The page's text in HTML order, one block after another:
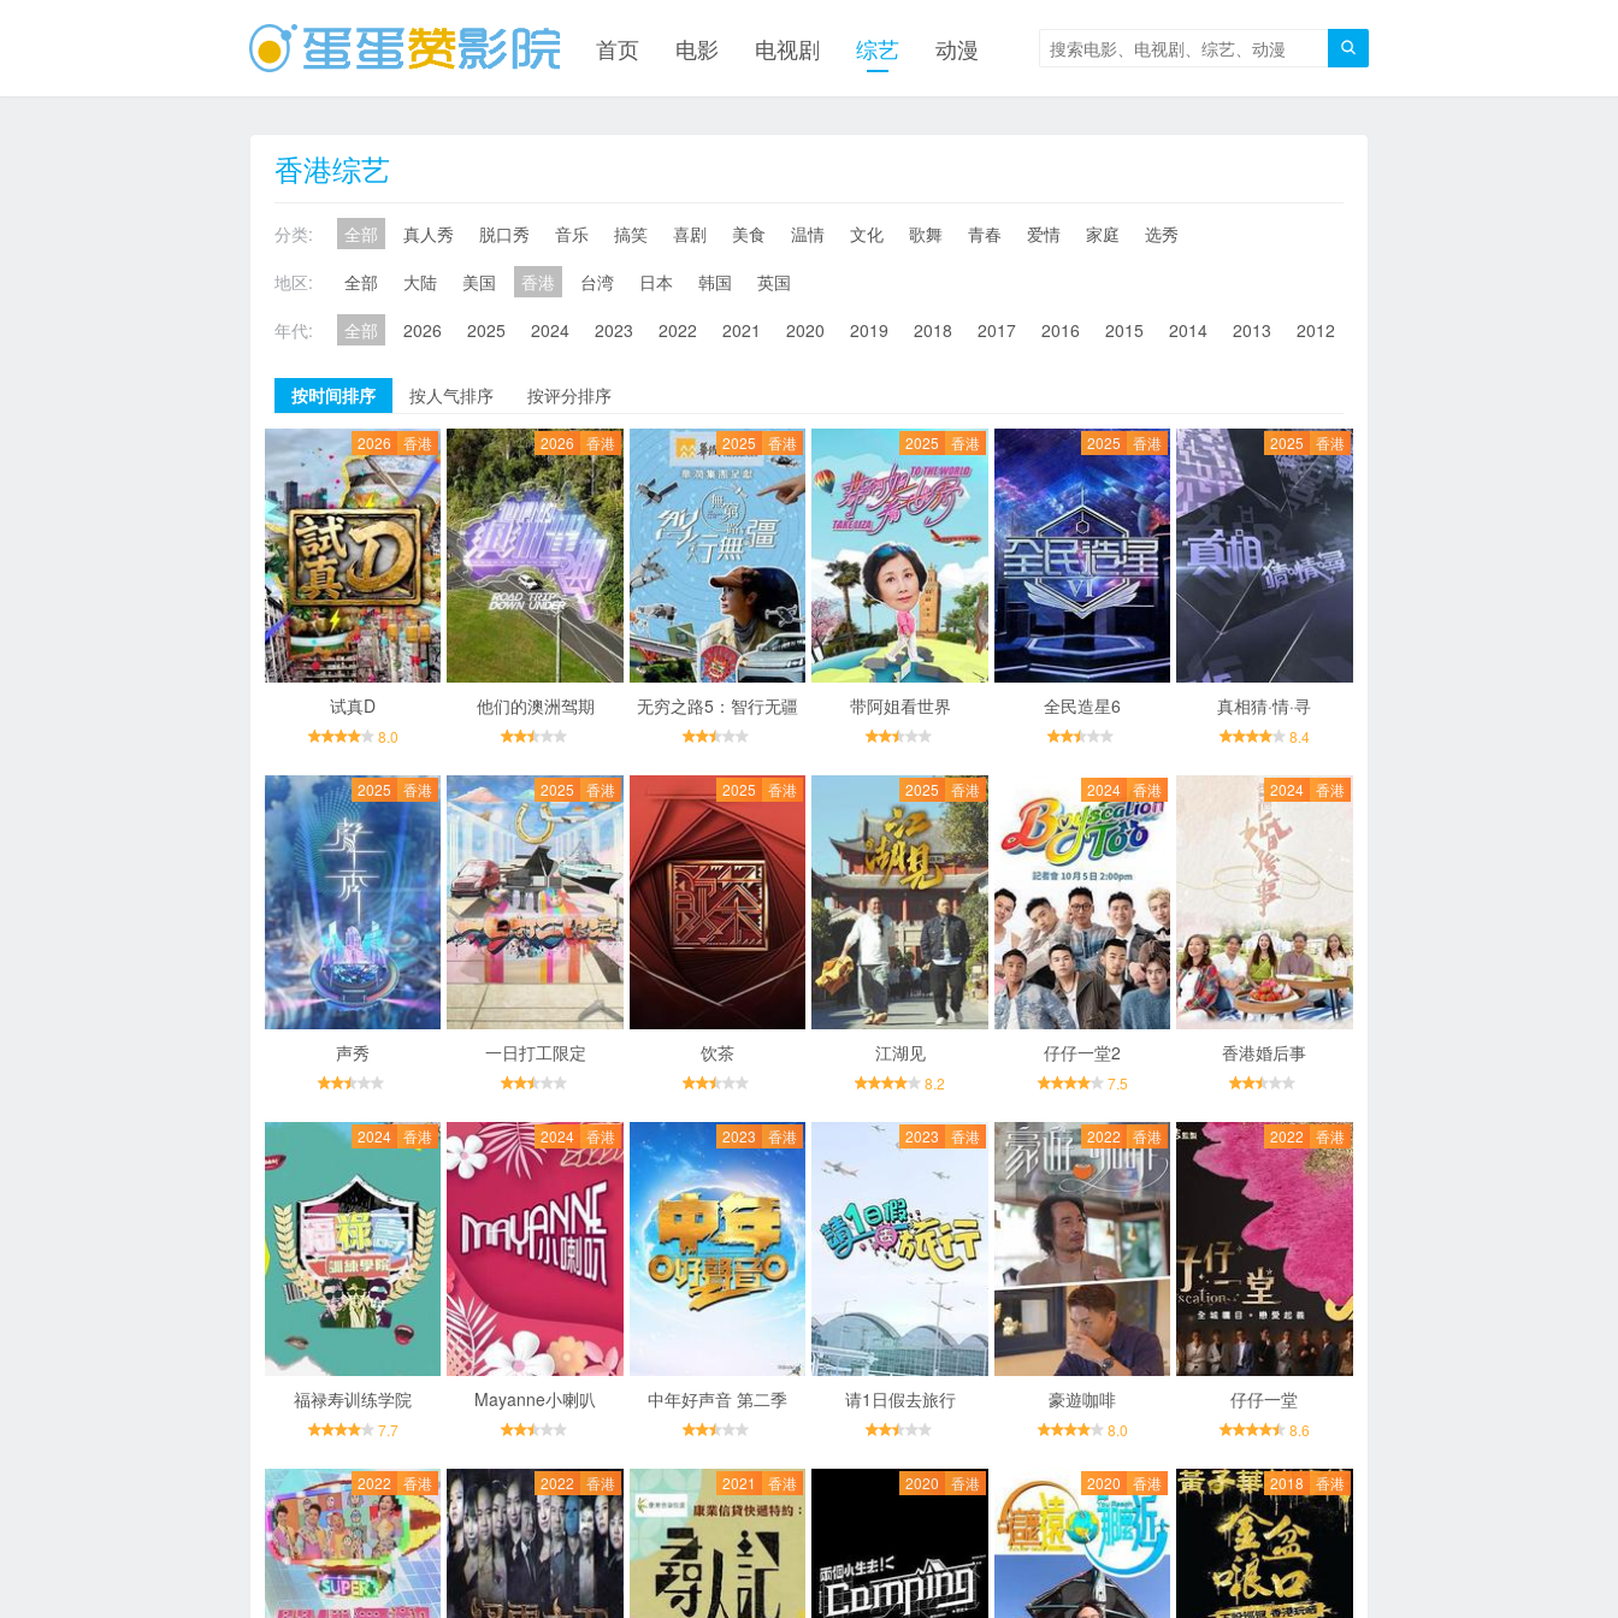

首页 电影 电视剧 综艺 动漫
香港综艺
分类: 全部 真人秀 脱口秀 音乐 搞笑 喜剧 美食 温情 文化 歌舞 青春 爱情 家庭
选秀
地区:
全部 大陆 美国 香港 台湾 日本 韩国
英国
年代:
全部 2026 2025 2024 2023 2022 2021 2020 2019 2018 2017 2016 2015 2014 2013 2012
按时间排序 按人气排序 按评分排序
2026 香港
试真D
8.0
2026 香港
他们的澳洲驾期
2025 香港
无穷之路5：智行无疆
2025 香港
带阿姐看世界
2025 香港
全民造星6
2025 香港
真相猜·情·寻
8.4
2025 香港
声秀
2025 香港
一日打工限定
2025 香港
饮茶
2025 香港
江湖见
8.2
2024 香港
仔仔一堂2
7.5
2024 香港
香港婚后事
2024 香港
福禄寿训练学院
7.7
2024 香港
Mayanne小喇叭
2023 香港
中年好声音 第二季
2023 香港
请1日假去旅行
2022 香港
豪遊咖啡
8.0
2022 香港
仔仔一堂
8.6
2022 香港 2022 香港 2021 香港 2020 香港 2020 香港 2018 香港